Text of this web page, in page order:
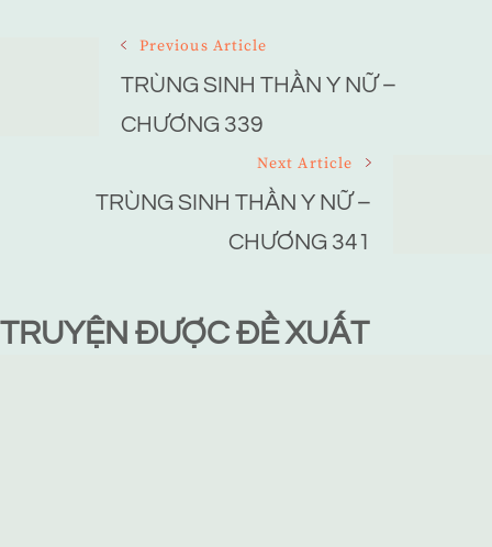
Navigation
Previous Article
TRÙNG SINH THẦN Y NỮ –
CHƯƠNG 339
Next Article
TRÙNG SINH THẦN Y NỮ –
CHƯƠNG 341
TRUYỆN ĐƯỢC ĐỀ XUẤT